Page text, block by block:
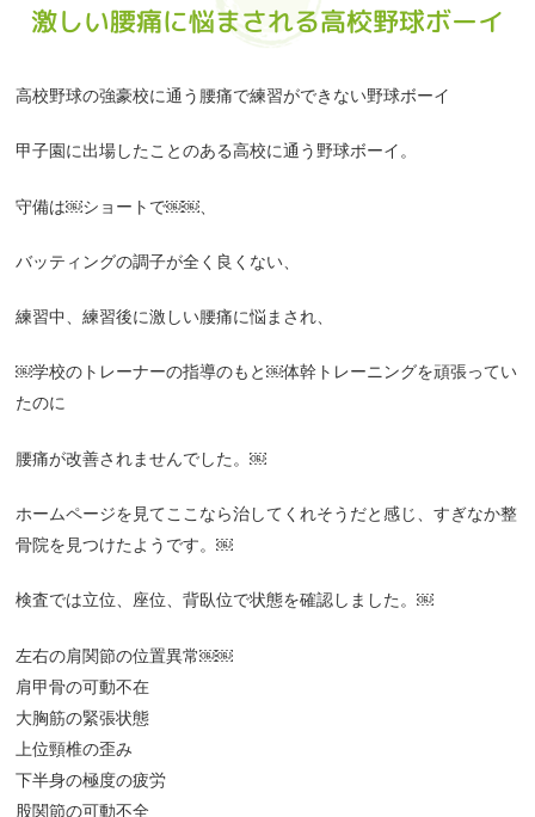
激しい腰痛に悩まされる高校野球ボーイ
高校野球の強豪校に通う腰痛で練習ができない野球ボーイ
甲子園に出場したことのある高校に通う野球ボーイ。
守備は￼ショートで￼￼、
バッティングの調子が全く良くない、
練習中、練習後に激しい腰痛に悩まされ、
￼学校のトレーナーの指導のもと￼体幹トレーニングを頑張ってい
たのに
腰痛が改善されませんでした。￼
ホームページを見てここなら治してくれそうだと感じ、すぎなか整
骨院を見つけたようです。￼
検査では立位、座位、背臥位で状態を確認しました。￼
左右の肩関節の位置異常￼￼
肩甲骨の可動不在
大胸筋の緊張状態
上位頸椎の歪み
下半身の極度の疲労
股関節の可動不全